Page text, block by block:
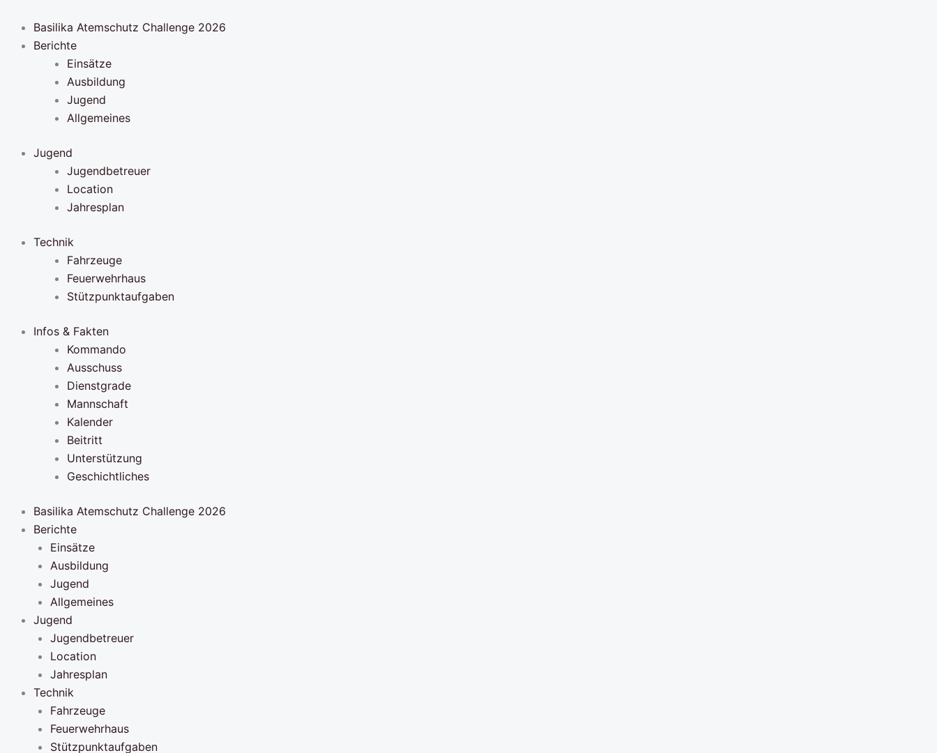
Inhalt
springen
Basilika Atemschutz Challenge 2026
Berichte
Einsätze
Ausbildung
Jugend
Allgemeines
Jugend
Jugendbetreuer
Location
Jahresplan
Technik
Fahrzeuge
Feuerwehrhaus
Stützpunktaufgaben
Infos & Fakten
Kommando
Ausschuss
Dienstgrade
Mannschaft
Kalender
Beitritt
Unterstützung
Geschichtliches
Basilika Atemschutz Challenge 2026
Berichte
Einsätze
Ausbildung
Jugend
Allgemeines
Jugend
Jugendbetreuer
Location
Jahresplan
Technik
Fahrzeuge
Feuerwehrhaus
Stützpunktaufgaben